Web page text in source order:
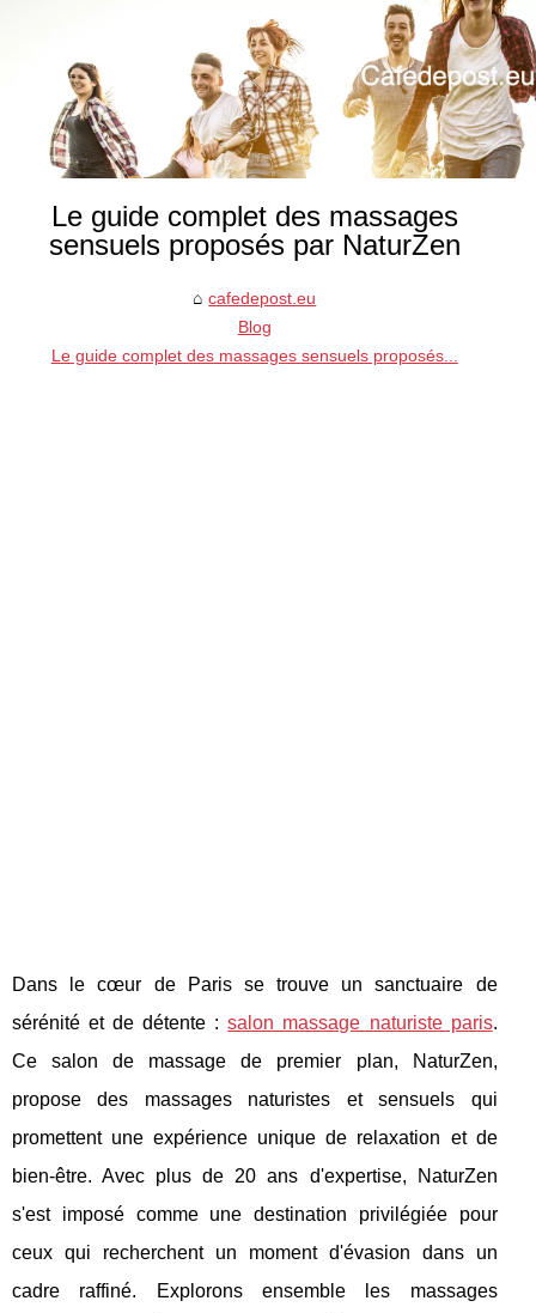
Le guide complet des massages
sensuels proposés par NaturZen
cafedepost.eu
Blog
Le guide complet des massages sensuels proposés...
Dans le cœur de Paris se trouve un sanctuaire de
sérénité et de détente :salon massage naturiste paris.
Ce salon de massage de premier plan, NaturZen,
propose des massages naturistes et sensuels qui
promettent une expérience unique de relaxation et de
bien-être. Avec plus de 20 ans d'expertise, NaturZen
s'est imposé comme une destination privilégiée pour
ceux qui recherchent un moment d'évasion dans un
cadre raffiné. Explorons ensemble les massages